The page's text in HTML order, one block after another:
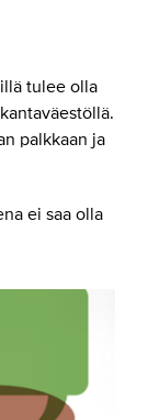
tulee olla
palkkaan ja
ei saa olla